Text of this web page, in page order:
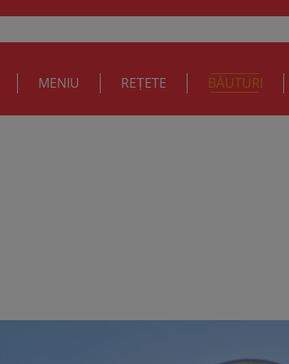
MENIU REȚETE BĂUTURI